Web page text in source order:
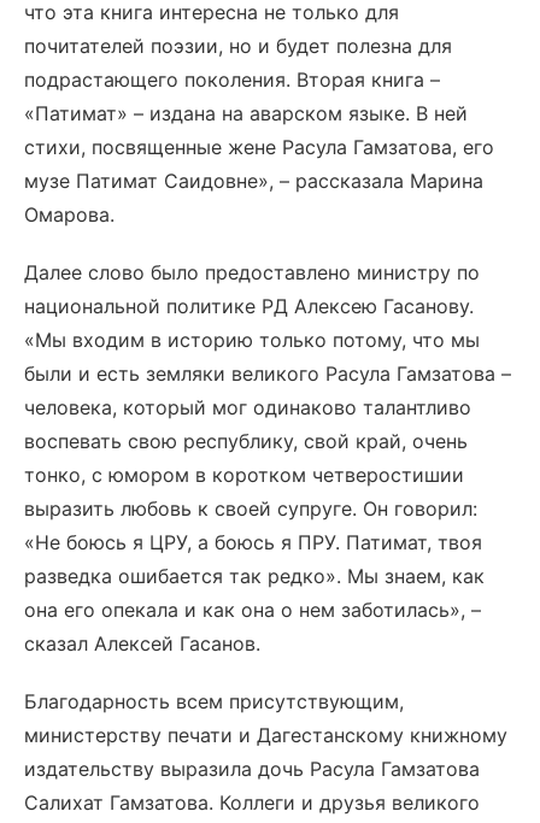
что эта книга интересна не только для
почитателей поэзии, но и будет полезна для
подрастающего поколения. Вторая книга –
«Патимат» – издана на аварском языке. В ней
стихи, посвященные жене Расула Гамзатова, его
музе Патимат Саидовне», – рассказала Марина
Омарова.
Далее слово было предоставлено министру по
национальной политике РД Алексею Гасанову.
«Мы входим в историю только потому, что мы
были и есть земляки великого Расула Гамзатова –
человека, который мог одинаково талантливо
воспевать свою республику, свой край, очень
тонко, с юмором в коротком четверостишии
выразить любовь к своей супруге. Он говорил:
«Не боюсь я ЦРУ, а боюсь я ПРУ. Патимат, твоя
разведка ошибается так редко». Мы знаем, как
она его опекала и как она о нем заботилась», –
сказал Алексей Гасанов.
Благодарность всем присутствующим,
министерству печати и Дагестанскому книжному
издательству выразила дочь Расула Гамзатова
Салихат Гамзатова. Коллеги и друзья великого